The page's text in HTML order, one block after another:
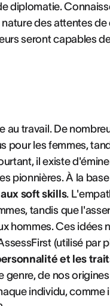
diplomatie.
des attentes
seront capables
au travail. De
pour les femmes,
il existe
pionnières. À la
soft skills.
tandis que
hommes. Ces idées
(utilisé par
et les
genre, de nos
individu,